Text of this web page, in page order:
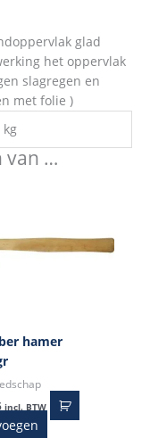
glad
het oppervlak
slagregen en
met folie )
kg
van …
hamer
incl. BTW